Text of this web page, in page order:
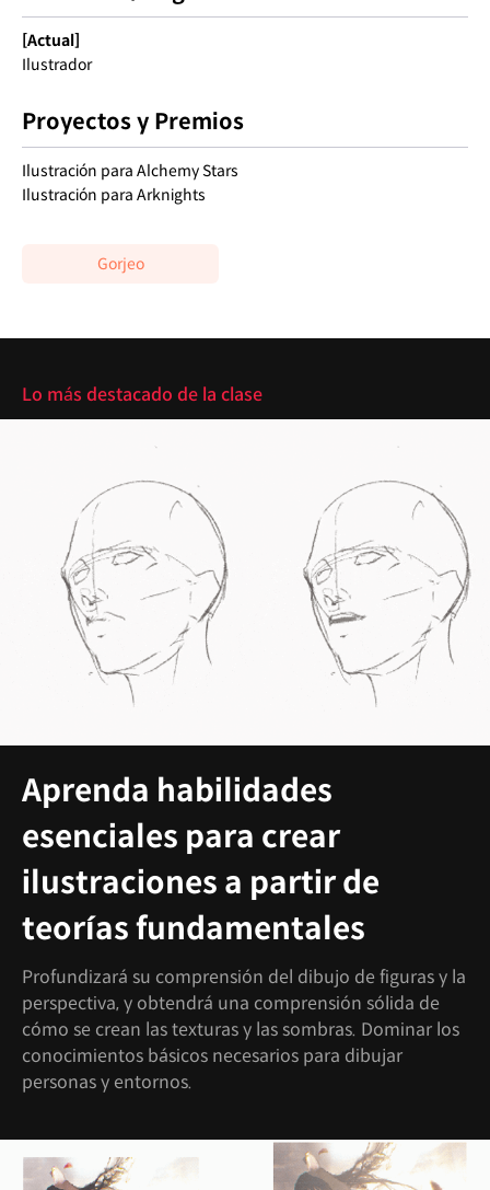
[Actual]
Ilustrador
Proyectos y Premios
Ilustración para Alchemy Stars
Ilustración para Arknights
Gorjeo
Lo más destacado de la clase
Aprenda habilidades
esenciales para crear
ilustraciones a partir de
teorías fundamentales
Profundizará su comprensión del dibujo de figuras y la
perspectiva, y obtendrá una comprensión sólida de
cómo se crean las texturas y las sombras. Dominar los
conocimientos básicos necesarios para dibujar
personas y entornos.